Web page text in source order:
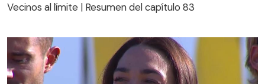
Vecinos al límite | Resumen del capítulo 83